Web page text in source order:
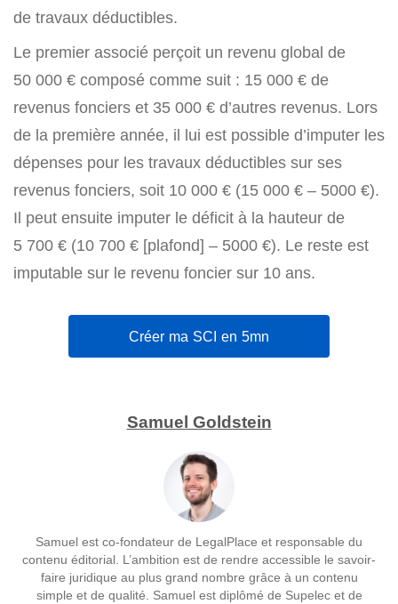
de travaux déductibles.
Le premier associé perçoit un revenu global de
50 000 € composé comme suit : 15 000 € de
revenus fonciers et 35 000 € d’autres revenus. Lors
de la première année, il lui est possible d’imputer les
dépenses pour les travaux déductibles sur ses
revenus fonciers, soit 10 000 € (15 000 € – 5000 €).
Il peut ensuite imputer le déficit à la hauteur de
5 700 € (10 700 € [plafond] – 5000 €). Le reste est
imputable sur le revenu foncier sur 10 ans.
Créer ma SCI en 5mn
Samuel Goldstein
Samuel est co-fondateur de LegalPlace et responsable du
contenu éditorial. L’ambition est de rendre accessible le savoir-
faire juridique au plus grand nombre grâce à un contenu
simple et de qualité. Samuel est diplômé de Supelec et de